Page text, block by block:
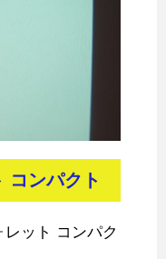
コンパクト
ット コンパク